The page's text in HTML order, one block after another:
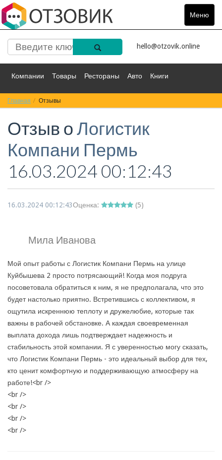
Меню
Toggle
hello@otzovik.online
Компании Товары Рестораны Авто Книги
Спорт Фильмы
Красота Здоровье Остальное
Главная Отзывы
Отзыв оЛогистик
Компани Пермь
16.03.2024 00:12:43
16.03.2024 00:12:43Оценка: (5)
Мила Иванова
Мой опыт работы с Логистик Компани Пермь на улице
Куйбышева 2 просто потрясающий! Когда моя подруга
посоветовала обратиться к ним, я не предполагала, что это
будет настолько приятно. Встретившись с коллективом, я
ощутила искреннюю теплоту и дружелюбие, которые так
важны в рабочей обстановке. А каждая своевременная
выплата дохода лишь подтверждает надежность и
стабильность этой компании. Я с уверенностью могу сказать,
что Логистик Компани Пермь - это идеальный выбор для тех,
кто ценит комфортную и поддерживающую атмосферу на
работе!<br />
<br />
<br />
<br />
<br />